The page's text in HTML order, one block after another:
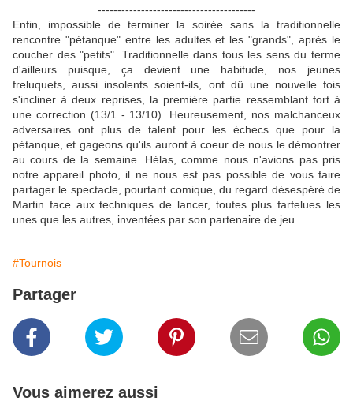
----------------------------------------
Enfin, impossible de terminer la soirée sans la traditionnelle
rencontre "pétanque" entre les adultes et les "grands", après le
coucher des "petits". Traditionnelle dans tous les sens du terme
d'ailleurs puisque, ça devient une habitude, nos jeunes
freluquets, aussi insolents soient-ils, ont dû une nouvelle fois
s'incliner à deux reprises, la première partie ressemblant fort à
une correction (13/1 - 13/10). Heureusement, nos malchanceux
adversaires ont plus de talent pour les échecs que pour la
pétanque, et gageons qu'ils auront à coeur de nous le démontrer
au cours de la semaine. Hélas, comme nous n'avions pas pris
notre appareil photo, il ne nous est pas possible de vous faire
partager le spectacle, pourtant comique, du regard désespéré de
Martin face aux techniques de lancer, toutes plus farfelues les
unes que les autres, inventées par son partenaire de jeu...
#Tournois
Partager
Vous aimerez aussi